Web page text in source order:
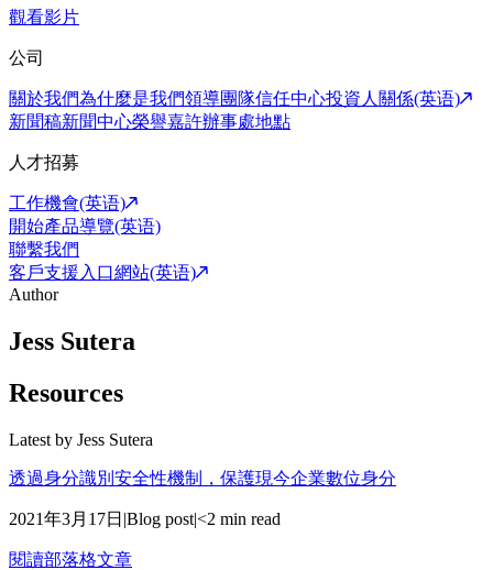
觀看影片
公司
關於我們為什麼是我們領導團隊信任中心投資人關係(英语)
新聞稿新聞中心榮譽嘉許辦事處地點
人才招募
工作機會(英语)
開始產品導覽(英语)
聯繫我們
客戶支援入口網站(英语)
Author
Jess Sutera
Resources
Latest by Jess Sutera
透過身分識別安全性機制，保護現今企業數位身分
2021年3月17日 |Blog post|<2 min read
閱讀部落格文章